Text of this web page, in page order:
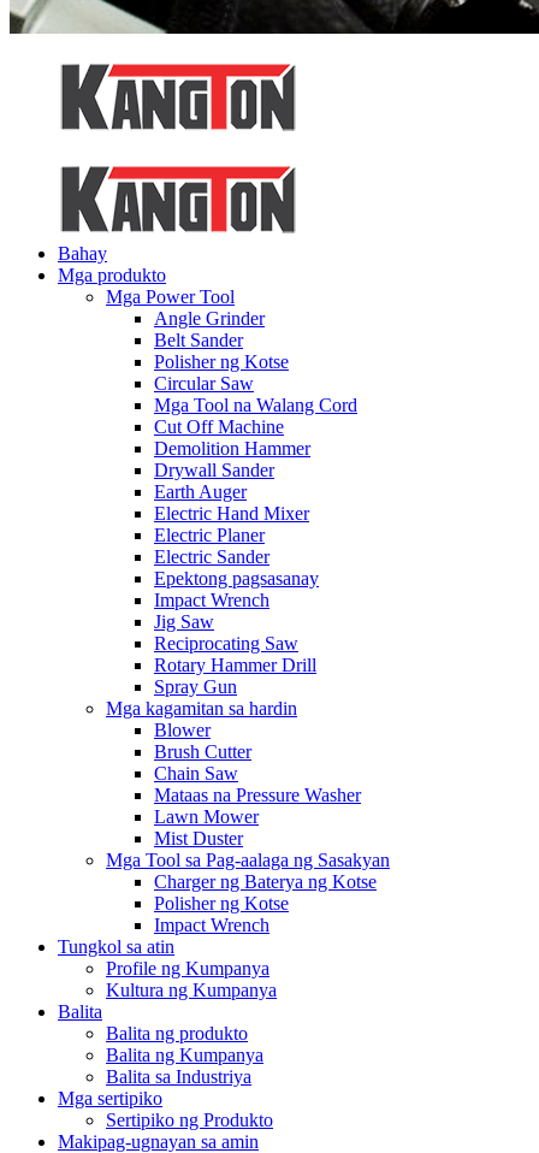
Bahay
Mga produkto
Mga Power Tool
Angle Grinder
Belt Sander
Polisher ng Kotse
Circular Saw
Mga Tool na Walang Cord
Cut Off Machine
Demolition Hammer
Drywall Sander
Earth Auger
Electric Hand Mixer
Electric Planer
Electric Sander
Epektong pagsasanay
Impact Wrench
Jig Saw
Reciprocating Saw
Rotary Hammer Drill
Spray Gun
Mga kagamitan sa hardin
Blower
Brush Cutter
Chain Saw
Mataas na Pressure Washer
Lawn Mower
Mist Duster
Mga Tool sa Pag-aalaga ng Sasakyan
Charger ng Baterya ng Kotse
Polisher ng Kotse
Impact Wrench
Tungkol sa atin
Profile ng Kumpanya
Kultura ng Kumpanya
Balita
Balita ng produkto
Balita ng Kumpanya
Balita sa Industriya
Mga sertipiko
Sertipiko ng Produkto
Makipag-ugnayan sa amin